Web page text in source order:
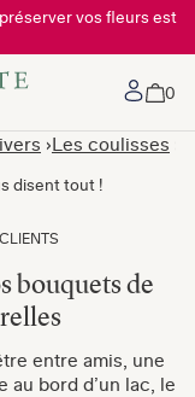
vos fleurs est
Mon
0
Les coulisses
disent tout !
bouquets de
entre amis, une
au bord d’un lac, le